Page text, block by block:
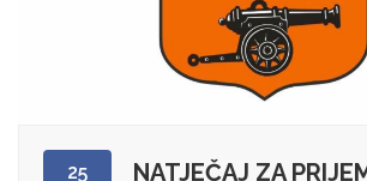
25
NATJEČAJ ZA